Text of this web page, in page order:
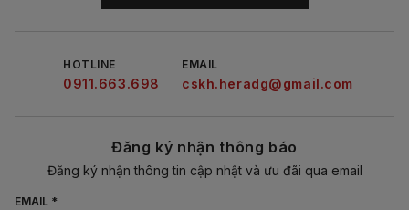
HOTLINE
0911.663.698
EMAIL
cskh.heradg@gmail.com
Đăng ký nhận thông báo
Đăng ký nhận thông tin cập nhật và ưu đãi qua email
EMAIL *